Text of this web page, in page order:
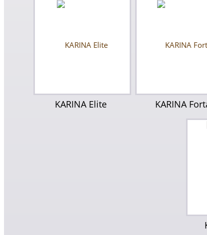
KARINA Elite KARINA